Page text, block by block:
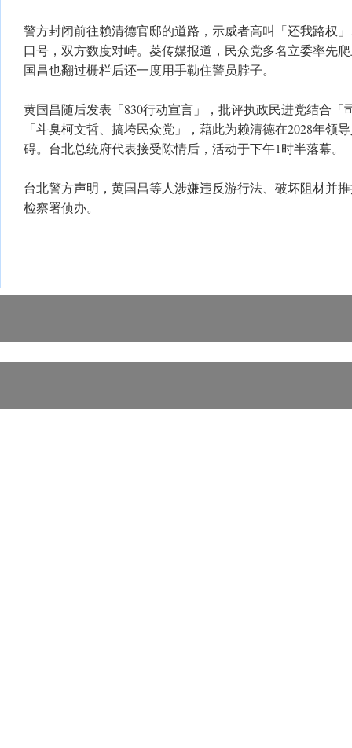
警方封闭前往赖清德官邸的道路，示威者高叫「还我路权
口号，双方数度对峙。菱传媒报道，民众党多名立委率先
国昌也翻过栅栏后还一度用手勒住警员脖子。
黄国昌随后发表「830行动宣言」，批评执政民进党结合「
「斗臭柯文哲、搞垮民众党」，藉此为赖清德在2028年领
碍。台北总统府代表接受陈情后，活动于下午1时半落幕。
台北警方声明，黄国昌等人涉嫌违反游行法、破坏阻材并
检察署侦办。